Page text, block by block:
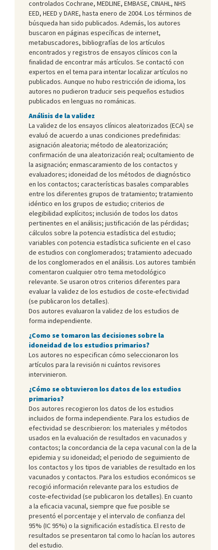
controlados Cochrane, MEDLINE, EMBASE, CINAHL, NHS
EED, HEED y DARE, hasta enero de 2004. Los términos de
búsqueda han sido publicados. Además, los autores
buscaron en páginas específicas de internet,
metabuscadores, bibliografías de los artículos
encontrados y registros de ensayos clínicos con la
finalidad de encontrar más artículos. Se contactó con
expertos en el tema para intentar localizar artículos no
publicados. Aunque no hubo restricción de idioma, los
autores no pudieron traducir seis pequeños estudios
publicados en lenguas no románicas.
Análisis de la validez
La validez de los ensayos clínicos aleatorizados (ECA) se
evaluó de acuerdo a unas condiciones predefinidas:
asignación aleatoria; método de aleatorización;
confirmación de una aleatorización real; ocultamiento de
la asignación; enmascaramiento de los contactos y
evaluadores; idoneidad de los métodos de diagnóstico
en los contactos; características basales comparables
entre los diferentes grupos de tratamiento; tratamiento
idéntico en los grupos de estudio; criterios de
elegibilidad explícitos; inclusión de todos los datos
pertinentes en el análisis; justificación de las pérdidas;
cálculos sobre la potencia estadística del estudio;
variables con potencia estadística suficiente en el caso
de estudios con conglomerados; tratamiento adecuado
de los conglomerados en el análisis. Los autores también
comentaron cualquier otro tema metodológico
relevante. Se usaron otros criterios diferentes para
evaluar la validez de los estudios de coste-efectividad
(se publicaron los detalles).
Dos autores evaluaron la validez de los estudios de
forma independiente.
¿Como se tomaron las decisiones sobre la
idoneidad de los estudios primarios?
Los autores no especifican cómo seleccionaron los
artículos para la revisión ni cuántos revisores
intervinieron.
¿Cómo se obtuvieron los datos de los estudios
primarios?
Dos autores recogieron los datos de los estudios
incluidos de forma independiente. Para los estudios de
efectividad se describieron: los materiales y métodos
usados en la evaluación de resultados en vacunados y
contactos; la concordancia de la cepa vacunal con la de la
epidemia y su idoneidad; el periodo de seguimiento de
los contactos y los tipos de variables de resultado en los
vacunados y contactos. Para los estudios económicos se
recogió información relevante para los estudios de
coste-efectividad (se publicaron los detalles). En cuanto
a la eficacia vacunal, siempre que fue posible se
presentó el porcentaje y el intervalo de confianza del
95% (IC 95%) o la significación estadística. El resto de
resultados se presentaron tal como lo hacían los autores
del estudio.